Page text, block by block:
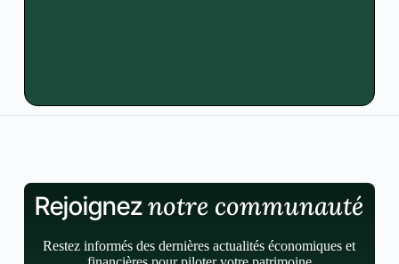
Rejoigneznotre communauté
Restez informés des dernières actualités économiques et